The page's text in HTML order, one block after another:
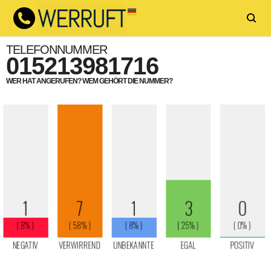
TELEFONNUMMER
015213981716
WER HAT ANGERUFEN? WEM GEHÖRT DIE NUMMER?